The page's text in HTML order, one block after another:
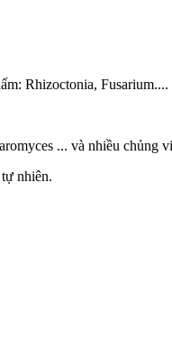
Rhizoctonia, Fusarium....
... và nhiều chủng
nhiên.